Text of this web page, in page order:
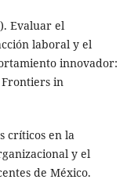
Evaluar el
laboral y el
innovador:
in
críticos en la
y el
de México.